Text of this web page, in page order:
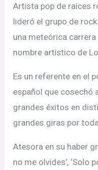
Artista pop de raíces
lideró el grupo de
una meteórica
nombre artístico de
Es un referente en el
español que cosechó
grandes éxitos en
grandes giras por
Atesora en su haber
no me olvides’, ‘Solo